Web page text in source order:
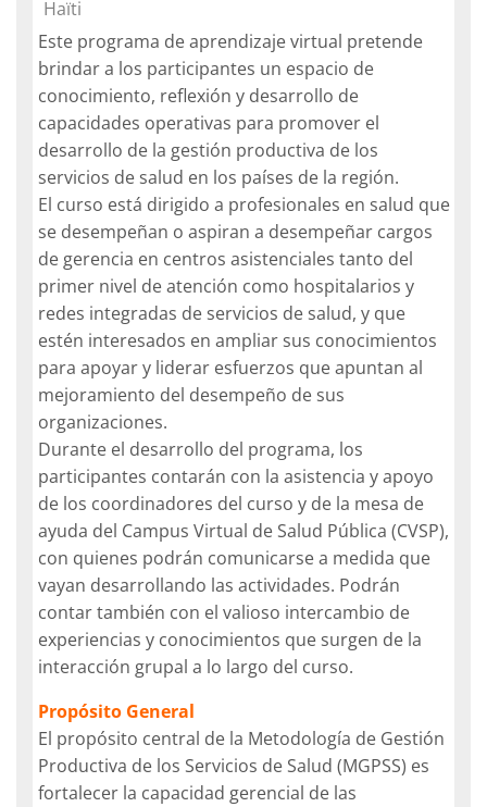
Course category
Haïti
Este programa de aprendizaje virtual pretende
brindar a los participantes un espacio de
conocimiento, reflexión y desarrollo de
capacidades operativas para promover el
desarrollo de la gestión productiva de los
servicios de salud en los países de la región.
El curso está dirigido a profesionales en salud que
se desempeñan o aspiran a desempeñar cargos
de gerencia en centros asistenciales tanto del
primer nivel de atención como hospitalarios y
redes integradas de servicios de salud, y que
estén interesados en ampliar sus conocimientos
para apoyar y liderar esfuerzos que apuntan al
mejoramiento del desempeño de sus
organizaciones.
Durante el desarrollo del programa, los
participantes contarán con la asistencia y apoyo
de los coordinadores del curso y de la mesa de
ayuda del Campus Virtual de Salud Pública (CVSP),
con quienes podrán comunicarse a medida que
vayan desarrollando las actividades. Podrán
contar también con el valioso intercambio de
experiencias y conocimientos que surgen de la
interacción grupal a lo largo del curso.
Propósito General
El propósito central de la Metodología de Gestión
Productiva de los Servicios de Salud (MGPSS) es
fortalecer la capacidad gerencial de las